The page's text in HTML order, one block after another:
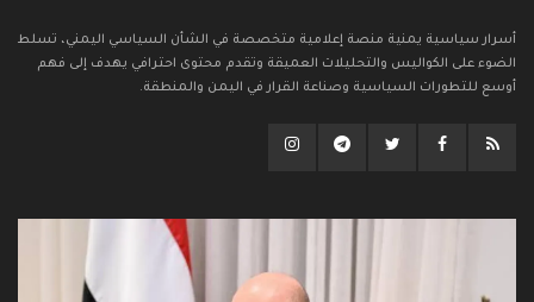
أسرار سياسية يمنية منصة إعلامية متخصصة في الشأن السياسي اليمني، تسلط
الضوء على الكواليس والتحليلات العميقة وتقدم محتوى احترافي يهدف إلى فهم
أوسع للتطورات السياسية وصناعة القرار في اليمن والمنطقة.